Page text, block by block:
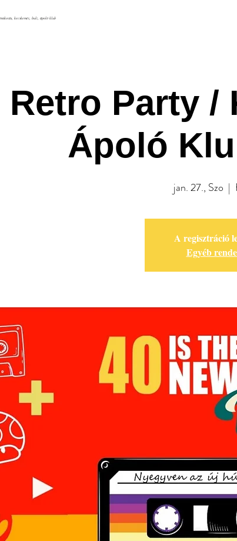
kecskemét, buli, ápoló klub
Retro Party /
Ápoló
jan. 27., Szo
  |
A regisztráció
Egyéb